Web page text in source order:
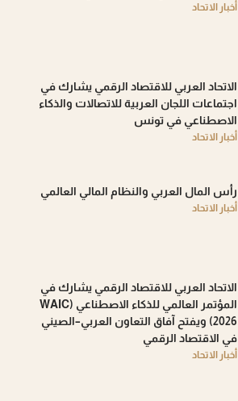
أخبار الاتحاد
الاتحاد العربي للاقتصاد الرقمي يشارك في
اجتماعات اللجان العربية للاتصالات والذكاء
الاصطناعي في تونس
أخبار الاتحاد
رأس المال العربي والنظام المالي العالمي
أخبار الاتحاد
الاتحاد العربي للاقتصاد الرقمي يشارك في
المؤتمر العالمي للذكاء الاصطناعي (WAIC
2026) ويفتح آفاق التعاون العربي–الصيني
في الاقتصاد الرقمي
أخبار الاتحاد